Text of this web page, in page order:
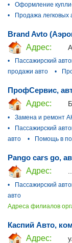
•
Оформление
•
Продажа легковых
Brand Avto
Адрес:
•
Пассажирский
продажи авто
•
ПрофСервис,
Адрес:
•
Замена и ремонт
•
Пассажирский
авто
• Помощь в
Pango cars go,
Адрес:
•
Пассажирский
авто
Адреса филиалов
Каспий Авто,
Адрес: